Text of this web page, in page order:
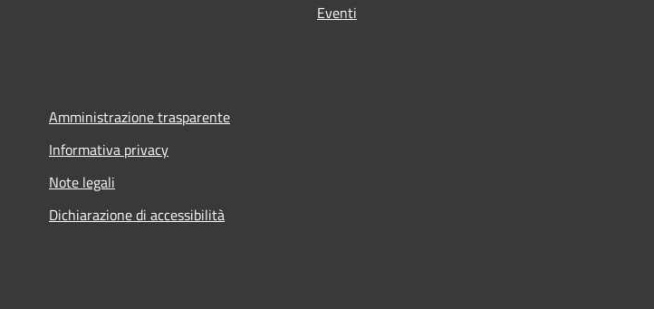
Eventi
Amministrazione trasparente
Informativa privacy
Note legali
Dichiarazione di accessibilità